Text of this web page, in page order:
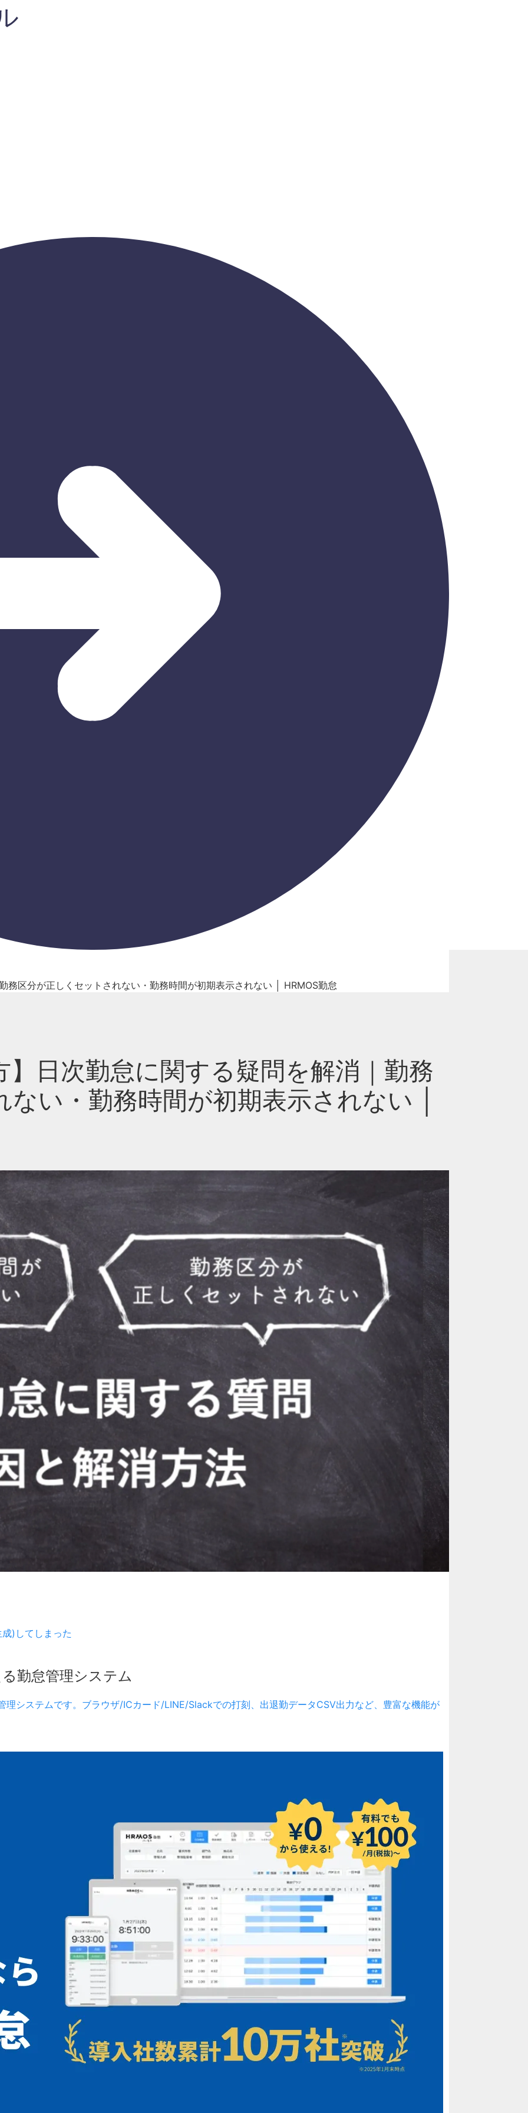
務区分が正しくセットされない・勤務時間が初期表示されない │ HRMOS勤怠
日次勤怠に関する疑問を解消｜勤務
い・勤務時間が初期表示されない │
)してしまった
勤怠管理システム
理システムです。ブラウザ/ICカード/LINE/Slackでの打刻、出退勤データCSV出力など、豊富な機能が